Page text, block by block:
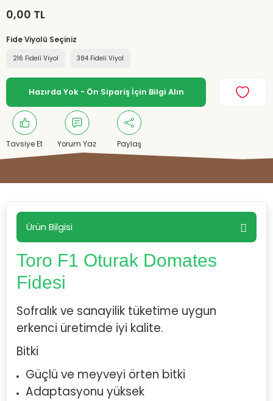
0,00 TL
Fide Viyolü Seçiniz
216 Fideli Viyol 384 Fideli Viyol
Hazırda Yok - Ön Sipariş İçin Bilgi Alın
Tavsiye Et Yorum Yaz Paylaş
Ürün Bilgisi
Toro F1 Oturak Domates
Fidesi
Sofralık ve sanayilik tüketime uygun
erkenci üretimde iyi kalite.
Bitki
Güçlü ve meyveyi örten bitki
Adaptasyonu yüksek